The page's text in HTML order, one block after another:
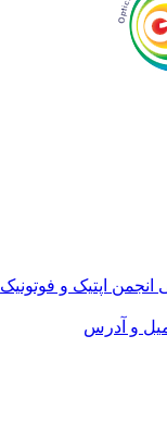
اپتیک و فوتونیک
و آدرس